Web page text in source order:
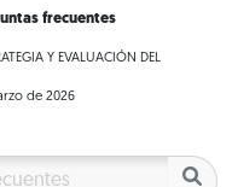
frecuentes
Y EVALUACIÓN DEL
de 2026